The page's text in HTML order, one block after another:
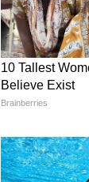
Image Credit :
লিভিং
বাড়ির
নরম সোফা,
ট্রপিক্যাল
ঝাড়বাতি আর
ফ্রেঞ্চ